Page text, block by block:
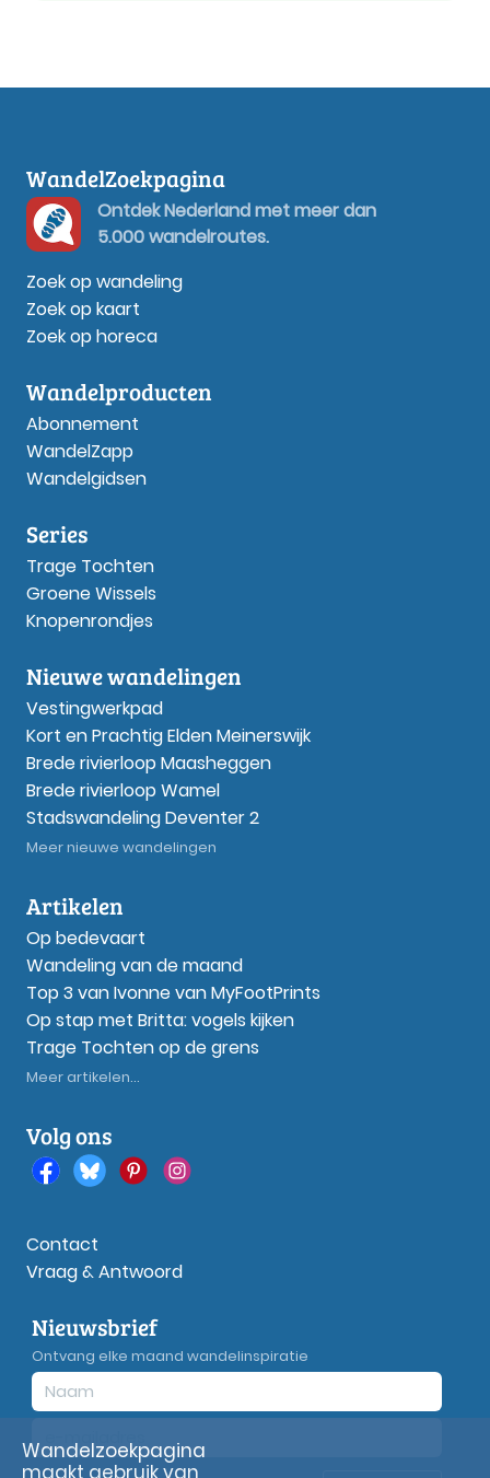
WandelZoekpagina
Ontdek Nederland met meer dan
5.000 wandelroutes.
Zoek op wandeling
Zoek op kaart
Zoek op horeca
Wandelproducten
Abonnement
WandelZapp
Wandelgidsen
Series
Trage Tochten
Groene Wissels
Knopenrondjes
Nieuwe wandelingen
Vestingwerkpad
Kort en Prachtig Elden Meinerswijk
Brede rivierloop Maasheggen
Brede rivierloop Wamel
Stadswandeling Deventer 2
Meer nieuwe wandelingen
Artikelen
Op bedevaart
Wandeling van de maand
Top 3 van Ivonne van MyFootPrints
Op stap met Britta: vogels kijken
Trage Tochten op de grens
Meer artikelen...
Volg ons
Contact
Vraag & Antwoord
Nieuwsbrief
Ontvang elke maand wandelinspiratie
Wandelzoekpagina
maakt gebruik van